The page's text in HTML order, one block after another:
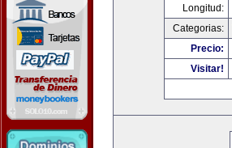
Longitud:
Categorias:
Precio:
Visitar!